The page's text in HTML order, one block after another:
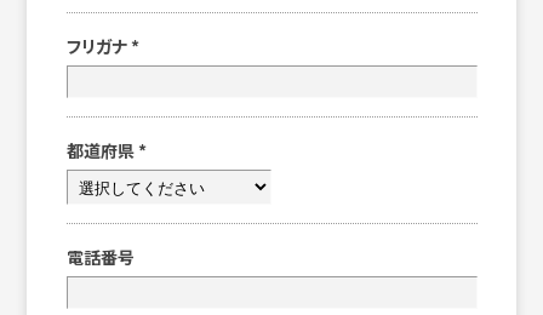
フリガナ *
都道府県 *
電話番号